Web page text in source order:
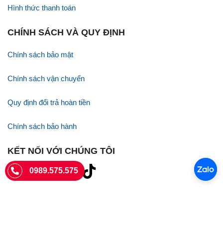
Hình thức thanh toán
CHÍNH SÁCH VÀ QUY ĐỊNH
Chính sách bảo mật
Chính sách vận chuyển
Quy định đổi trả hoàn tiền
Chính sách bảo hành
KẾT NỐI VỚI CHÚNG TÔI
0989.575.575